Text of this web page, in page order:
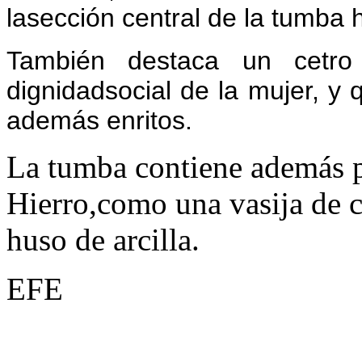
lasección central de la tumba
También destaca un
dignidadsocial de la mujer, y
además enritos.
La tumba contiene además
Hierro,como una vasija de
huso de arcilla.
EFE